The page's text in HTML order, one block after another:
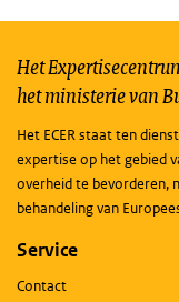
Het
het ministerie van
Het ECER staat ten
expertise op het gebied
overheid te bevorderen,
behandeling van
Service
Contact